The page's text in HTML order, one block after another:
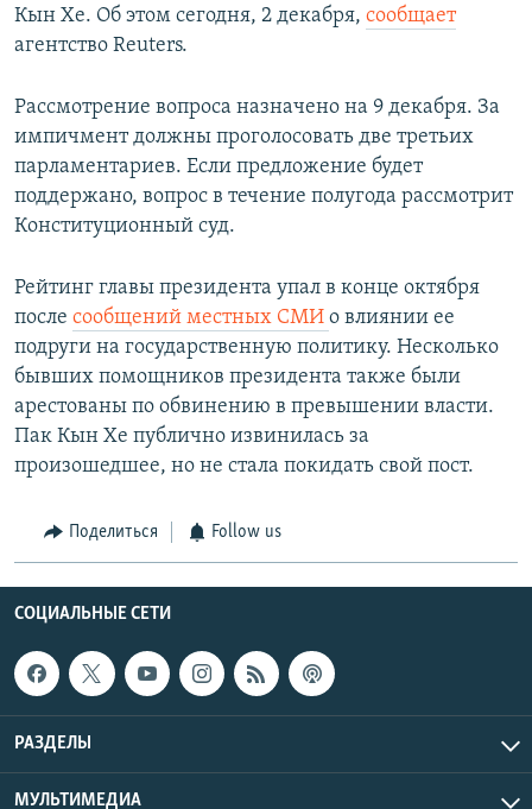
Кын Хе. Об этом сегодня, 2 декабря, сообщает
агентство Reuters.
Рассмотрение вопроса назначено на 9 декабря. За
импичмент должны проголосовать две третьих
парламентариев. Если предложение будет
поддержано, вопрос в течение полугода рассмотрит
Конституционный суд.
Рейтинг главы президента упал в конце октября
после сообщений местных СМИ о влиянии ее
подруги на государственную политику. Несколько
бывших помощников президента также были
арестованы по обвинению в превышении власти.
Пак Кын Хе публично извинилась за
произошедшее, но не стала покидать свой пост.
Поделиться Follow us
СОЦИАЛЬНЫЕ СЕТИ
РАЗДЕЛЫ
МУЛЬТИМЕДИА